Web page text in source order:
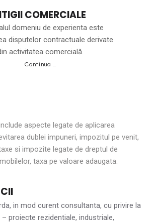
COMERCIALE
domeniu de experienta este
disputelor contractuale derivate
activitatea comercială.
Continua …
aspecte legate de aplicarea
dublei impuneri, impozitul pe venit,
si impozite legate de dreptul de
taxa pe valoare adaugata.
in mod curent consultanta, cu privire la
proiecte rezidentiale, industriale,